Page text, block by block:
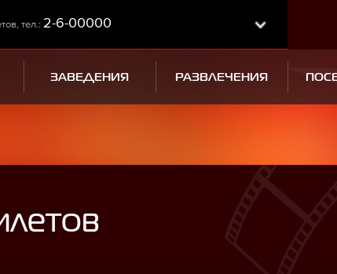
тел.: 2-6-00000
ЗАВЕДЕНИЯ РАЗВЛЕЧЕНИЯ